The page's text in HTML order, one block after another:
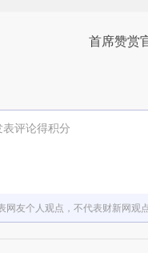
首席赞赏
表评论得积分
网友个人观点，不代表财新网观